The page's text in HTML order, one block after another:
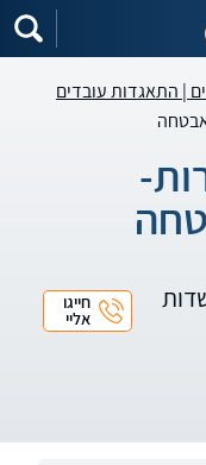
| התאגדות עובדים
חייגו
אליי